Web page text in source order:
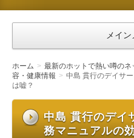
メイ
ホーム
最新のホットで熱い噂の
容・健康情報
中島 貫行のデイサ
は嘘？
中島 貫行のデイ
務マニュアルの